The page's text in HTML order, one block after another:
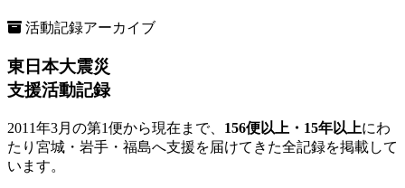
活動記録アーカイブ
東日本大震災
支援活動記録
2011年3月の第1便から現在まで、 156便以上・15年以上にわ
たり宮城・岩手・福島へ支援を届けてきた全記録を掲載して
います。